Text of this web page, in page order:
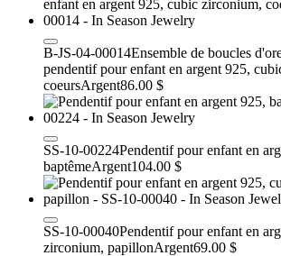
B-JS-04-00014Ensemble de boucles
pendentif pour enfant en argent 925,
coeursArgent86.00 $
SS-10-00224Pendentif pour enfant en
baptêmeArgent104.00 $
SS-10-00040Pendentif pour enfant en
zirconium, papillonArgent69.00 $